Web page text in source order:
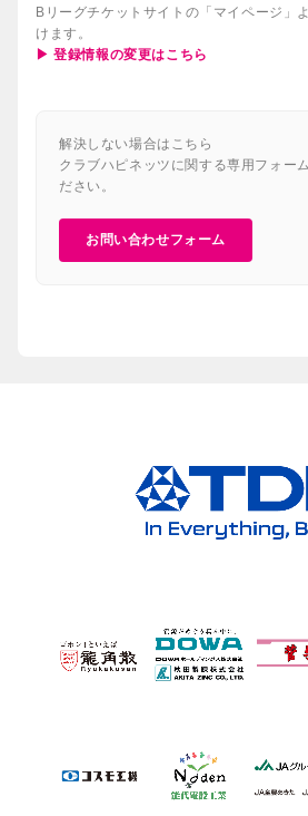
Bリーグチケットサイトの「マイページ」
けます。
▶ 登録情報の変更はこちら
解決しない場合はこちら
クラブハピネッツに関する専用フォー
ださい。
お問い合わせフォーム